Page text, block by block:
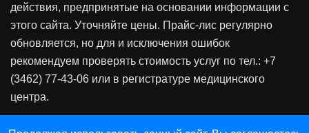
действия, предпринятые на основании информации с
этого сайта. Уточняйте цены. Прайс-лис регулярно
обновляется, но для и исключения ошибок
рекомендуем проверять стоимость услуг по тел.: +7
(3462) 77-43-06 или в регистратуре медицинского
центра.